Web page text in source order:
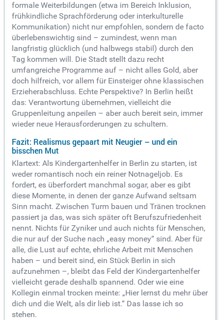
formale Weiterbildungen (etwa im Bereich Inklusion,
frühkindliche Sprachförderung oder interkulturelle
Kommunikation) nicht nur empfohlen, sondern de facto
überlebenswichtig sind – zumindest, wenn man
langfristig glücklich (und halbwegs stabil) durch den
Tag kommen will. Die Stadt stellt dazu recht
umfangreiche Programme auf – nicht alles Gold, aber
doch hilfreich, vor allem für Einsteiger ohne klassischen
Erzieherabschluss. Echte Perspektive? In Berlin heißt
das: Verantwortung übernehmen, vielleicht die
Gruppenleitung anpeilen – aber auch bereit sein, immer
wieder neue Herausforderungen zu schultern.
Fazit: Realismus gepaart mit Neugier – und ein
bisschen Mut
Klartext: Als Kindergartenhelfer in Berlin zu starten, ist
weder romantisch noch ein reiner Notnageljob. Es
fordert, es überfordert manchmal sogar, aber es gibt
diese Momente, in denen der ganze Aufwand seltsam
Sinn macht. Zwischen Turm bauen und Tränen trocknen
passiert ja das, was sich später oft Berufszufriedenheit
nennt. Nichts für Zyniker und auch nichts für Menschen,
die nur auf der Suche nach „easy money“ sind. Aber für
alle, die Lust auf echte, ehrliche Arbeit mit Menschen
haben – und bereit sind, ein Stück Berlin in sich
aufzunehmen –, bleibt das Feld der Kindergartenhelfer
vielleicht gerade deshalb spannend. Oder wie eine
Kollegin einmal trocken meinte: „Hier lernst du mehr über
dich und die Welt, als dir lieb ist.“ Das lasse ich so
stehen.